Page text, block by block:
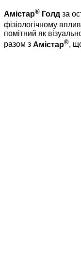
Амістар® Голд за
фізіологічному
помітний як
разом з Амістар®,